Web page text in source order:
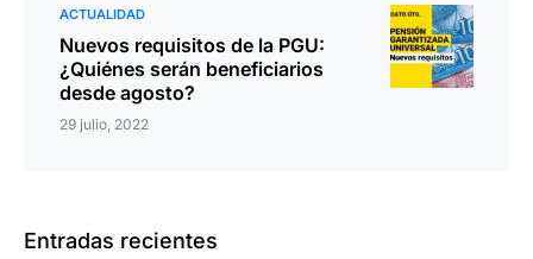
ACTUALIDAD
Nuevos requisitos de la PGU:
¿Quiénes serán beneficiarios
desde agosto?
29 julio, 2022
Entradas recientes